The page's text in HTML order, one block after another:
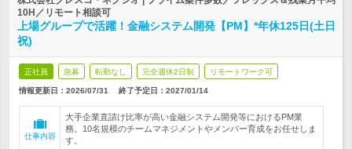
10H／リモート相談可
上場グループで活躍！金融システム開発【PM】*年休125日(土日
祝)
正社員 急募 転勤なし 完全週休2日制 リモートワーク可
情報更新日：2026/07/31 終了予定日： 2027/01/14
仕事内容
大手企業直請け比率が高い金融システム開発等におけるPM業
務。10名規模のチームマネジメントやメンバー育成をお任せしま
す。